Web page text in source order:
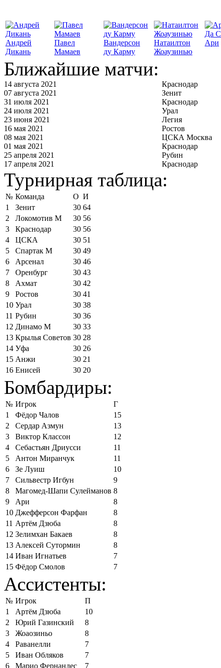
Андрей
Дикань
Павел
Мамаев
Вандерсон
ду Карму
Натаилтон
Жоаузинью
Да
Ари
Ближайшие матчи:
14 августа 2021
Краснодар
07 августа 2021
Зенит
31 июля 2021
Краснодар
24 июля 2021
Урал
23 июня 2021
Легия
16 мая 2021
Ростов
08 мая 2021
ЦСКА Москва
01 мая 2021
Краснодар
25 апреля 2021
Рубин
17 апреля 2021
Краснодар
Турнирная таблица:
№ Команда О И
1
Зенит 30 64
2
Локомотив М 30 56
3
Краснодар 30 56
4
ЦСКА 30 51
5
Спартак М 30 49
6
Арсенал 30 46
7
Оренбург 30 43
8
Ахмат 30 42
9
Ростов 30 41
10 Урал 30 38
11 Рубин 30 36
12 Динамо М 30 33
13 Крылья Советов 30 28
14 Уфа 30 26
15 Анжи 30 21
16 Енисей 30 20
Бомбардиры:
№ Игрок
Г
1
Фёдор Чалов
15
2
Сердар Азмун
13
3
Виктор Классон
12
4
Себастьян Дриусси
11
5
Антон Миранчук
11
6
Зе Луиш
10
7
Сильвестр Игбун
9
8
Магомед-Шапи Сулейманов 8
9
Ари
8
10 Джефферсон Фарфан
8
11 Артём Дзюба
8
12 Зелимхан Бакаев
8
13 Алексей Сутормин
8
14 Иван Игнатьев
7
15 Фёдор Смолов 7
Ассистенты:
№ Игрок
П
1
Артём Дзюба
10
2
Юрий Газинский
8
3
Жоаозиньо
8
4
Раванелли
7
5
Иван Обляков
7
6
Марио Фернандес 7